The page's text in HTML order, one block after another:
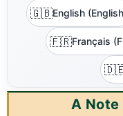
🇬🇧English
🇫🇷Français
A Note